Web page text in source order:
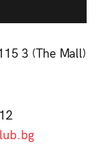
З (The Mall)